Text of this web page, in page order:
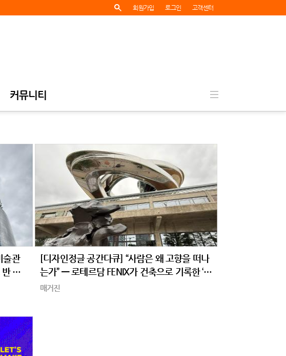
회원가입 로그인 고객센터
커뮤니티
술관
뵈
[디자인정글 공간다큐] “사람은 왜 고향을 떠나
는가” — 로테르담 FENIX가 건축으로 기록한 ‘이
주의 공간’
매거진